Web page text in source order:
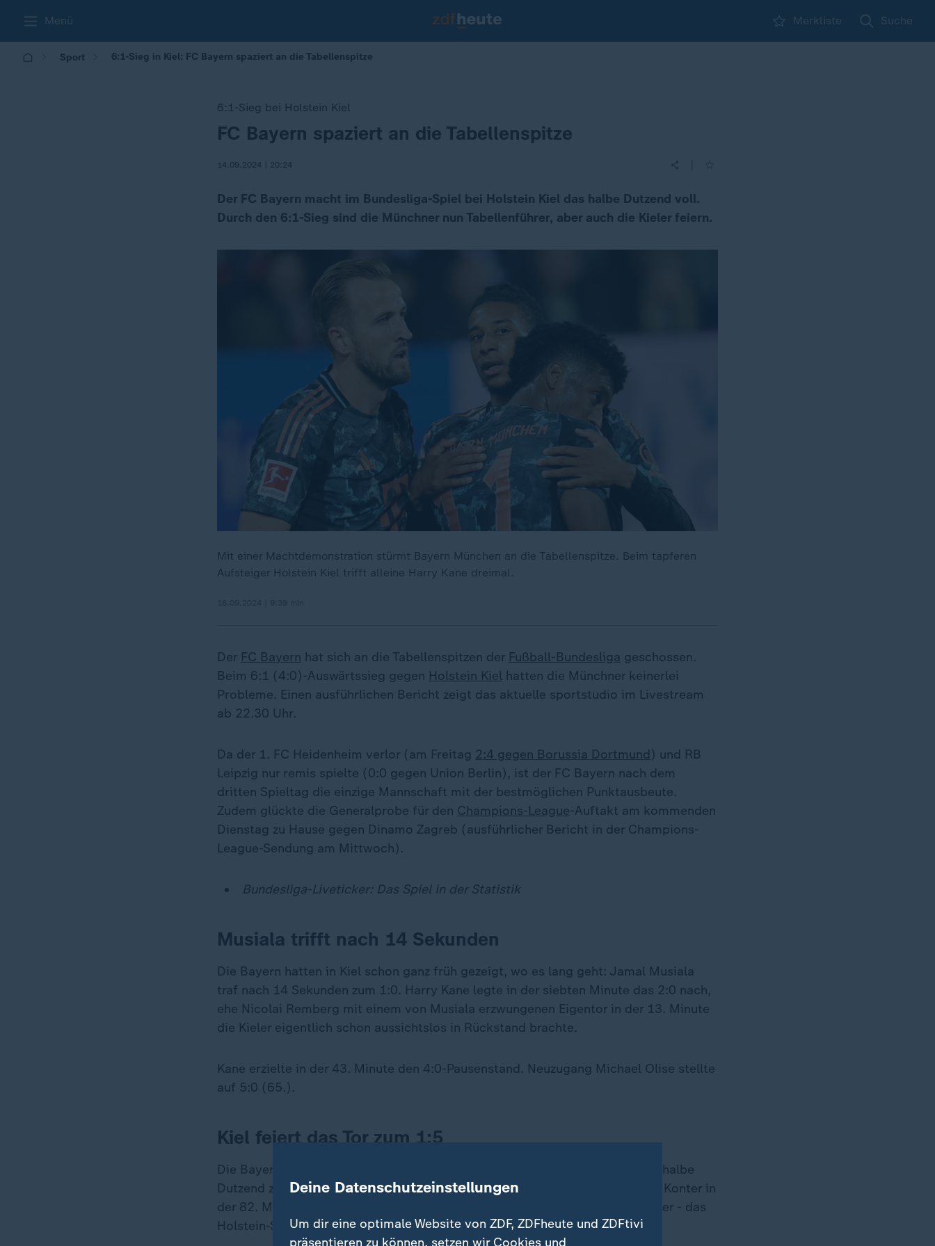
Menü Merkliste Suche
Sport 6:1-Sieg in Kiel: FC Bayern spaziert an die Tabellenspitze
6:1-Sieg bei Holstein Kiel
:FC Bayern spaziert an die Tabellenspitze
14.09.2024 | 20:24
Der FC Bayern macht im Bundesliga-Spiel bei Holstein Kiel das halbe Dutzend voll.
Durch den 6:1-Sieg sind die Münchner nun Tabellenführer, aber auch die Kieler feiern.
Mit einer Machtdemonstration stürmt Bayern München an die Tabellenspitze. Beim tapferen
Aufsteiger Holstein Kiel trifft alleine Harry Kane dreimal.
Der FC Bayern hat sich an die Tabellenspitzen der Fußball-Bundesliga geschossen.
Beim 6:1 (4:0)-Auswärtssieg gegen Holstein Kiel hatten die Münchner keinerlei
Probleme. Einen ausführlichen Bericht zeigt das aktuelle sportstudio im Livestream
ab 22.30 Uhr.
Da der 1. FC Heidenheim verlor (am Freitag 2:4 gegen Borussia Dortmund) und RB
Leipzig nur remis spielte (0:0 gegen Union Berlin), ist der FC Bayern nach dem
dritten Spieltag die einzige Mannschaft mit der bestmöglichen Punktausbeute.
Zudem glückte die Generalprobe für den Champions-League-Auftakt am kommenden
Dienstag zu Hause gegen Dinamo Zagreb (ausführlicher Bericht in der Champions-
League-Sendung am Mittwoch).
Bundesliga-Liveticker: Das Spiel in der Statistik
Musiala trifft nach 14 Sekunden
Die Bayern hatten in Kiel schon ganz früh gezeigt, wo es lang geht: Jamal Musiala
traf nach 14 Sekunden zum 1:0. Harry Kane legte in der siebten Minute das 2:0 nach,
ehe Nicolai Remberg mit einem von Musiala erzwungenen Eigentor in der 13. Minute
die Kieler eigentlich schon aussichtslos in Rückstand brachte.
Kane erzielte in der 43. Minute den 4:0-Pausenstand. Neuzugang Michael Olise stellte
auf 5:0 (65.).
Kiel feiert das Tor zum 1:5
Die Bayern nahmen nun zwei Gänge raus, Kiel war darauf bedacht, nicht das halbe
Dutzend zu kriegen. Dennoch kam nochmal richtig Stimmung auf. Bei einem Konter in
der 82. Minute köpfte Armin Gigović das erste Bundesliga-Heim-Tor der Kieler - das
Holstein-Stadion stand Kopf.
Deine Datenschutzeinstellungen
Um dir eine optimale Website von ZDF, ZDFheute und ZDFtivi
präsentieren zu können, setzen wir Cookies und